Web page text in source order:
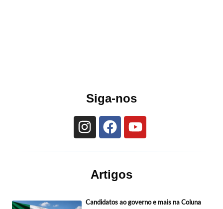
Siga-nos
Artigos
Candidatos ao governo e mais na Coluna